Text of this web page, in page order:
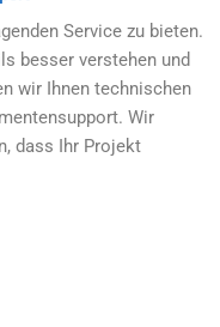
Service zu bieten.
besser verstehen und
wir Ihnen technischen
Wir
dass Ihr Projekt